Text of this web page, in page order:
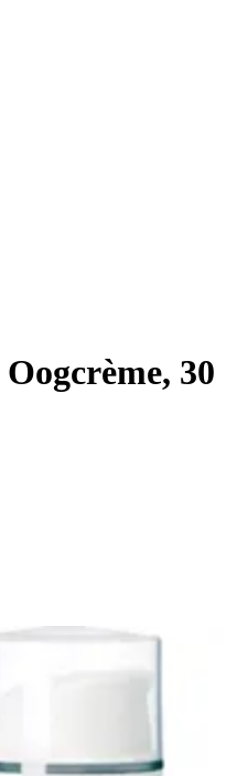
Oogcrème, 30